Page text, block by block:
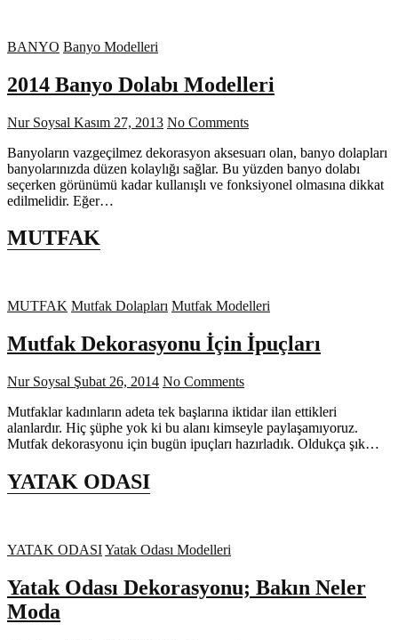
BANYO Banyo Modelleri
2014 Banyo Dolabı Modelleri
Nur Soysal Kasım 27, 2013 No Comments
Banyoların vazgeçilmez dekorasyon aksesuarı olan, banyo dolapları
banyolarınızda düzen kolaylığı sağlar. Bu yüzden banyo dolabı
seçerken görünümü kadar kullanışlı ve fonksiyonel olmasına dikkat
edilmelidir. Eğer…
MUTFAK
MUTFAK Mutfak Dolapları Mutfak Modelleri
Mutfak Dekorasyonu İçin İpuçları
Nur Soysal Şubat 26, 2014 No Comments
Mutfaklar kadınların adeta tek başlarına iktidar ilan ettikleri
alanlardır. Hiç şüphe yok ki bu alanı kimseyle paylaşamıyoruz.
Mutfak dekorasyonu için bugün ipuçları hazırladık. Oldukça şık…
YATAK ODASI
YATAK ODASIYatak Odası Modelleri
Yatak Odası Dekorasyonu; Bakın Neler
Moda